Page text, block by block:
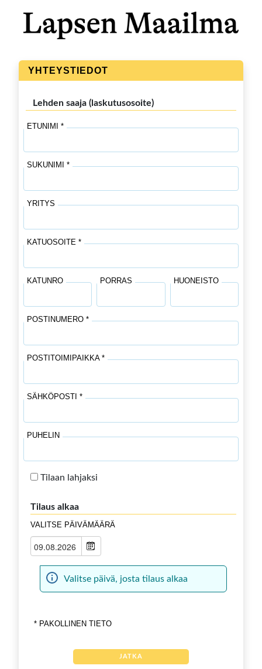
YHTEYSTIEDOT
Lehden saaja (laskutusosoite)
ETUNIMI *
SUKUNIMI *
YRITYS
KATUOSOITE *
KATUNRO PORRAS HUONEISTO
POSTINUMERO *
POSTITOIMIPAIKKA *
SÄHKÖPOSTI *
PUHELIN
Tilaan lahjaksi
Tilaus alkaa
VALITSE PÄIVÄMÄÄRÄ
Valitse päivä, josta tilaus alkaa
* PAKOLLINEN TIETO
JATKA